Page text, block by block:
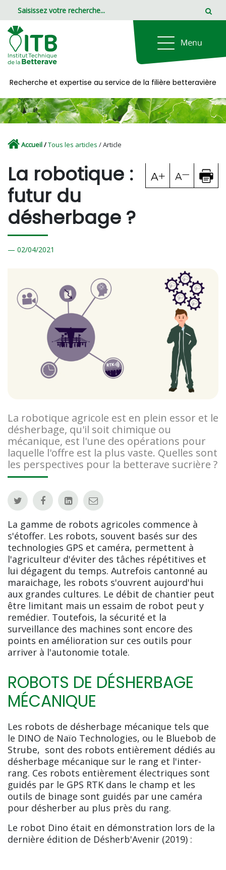
Recherche et expertise au service de la filière betteravière
Accueil/Tous les articles / Article
La robotique :
futur du
désherbage ?
02/04/2021
La robotique agricole est en plein essor et le
désherbage, qu'il soit chimique ou
mécanique, est l'une des opérations pour
laquelle l'offre est la plus vaste. Quelles sont
les perspectives pour la betterave sucrière ?
La gamme de robots agricoles commence à
s'étoffer. Les robots, souvent basés sur des
technologies GPS et caméra, permettent à
l'agriculteur d'éviter des tâches répétitives et
lui dégagent du temps. Autrefois cantonné au
maraichage, les robots s'ouvrent aujourd'hui
aux grandes cultures. Le débit de chantier peut
être limitant mais un essaim de robot peut y
remédier. Toutefois, la sécurité et la
surveillance des machines sont encore des
points en amélioration sur ces outils pour
arriver à l'autonomie totale.
ROBOTS DE DÉSHERBAGE
MÉCANIQUE
Les robots de désherbage mécanique tels que
le DINO de Naïo Technologies, ou le Bluebob de
Strube, sont des robots entièrement dédiés au
désherbage mécanique sur le rang et l'inter-
rang. Ces robots entièrement électriques sont
guidés par le GPS RTK dans le champ et les
outils de binage sont guidés par une caméra
pour désherber au plus près du rang.
Le robot Dino était en démonstration lors de la
dernière édition de Désherb'Avenir (2019) :
Panneau de gestion des cookies